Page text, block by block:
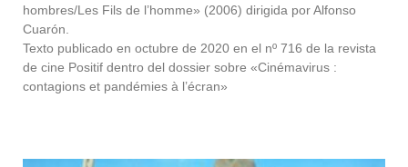
hombres/Les Fils de l’homme» (2006) dirigida por Alfonso
Cuarón.
Texto publicado en octubre de 2020 en el nº 716 de la revista
de cine Positif dentro del dossier sobre «Cinémavirus :
contagions et pandémies à l’écran»